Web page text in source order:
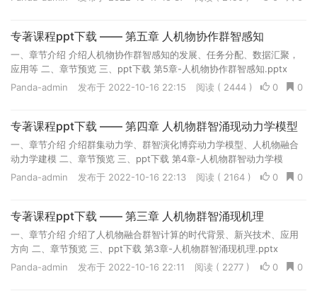
专著课程ppt下载 —— 第五章 人机物协作群智感知
一、章节介绍 介绍人机物协作群智感知的发展、任务分配、数据汇聚，
应用等 二、章节预览 三、ppt下载 第5章-人机物协作群智感知.pptx
0
0
Panda-admin 发布于 2022-10-16 22:15 阅读 ( 2444 )
专著课程ppt下载 —— 第四章 人机物群智涌现动力学模型
一、章节介绍 介绍群集动力学、群智演化博弈动力学模型、人机物融合
动力学建模 二、章节预览 三、ppt下载 第4章-人机物群智动力学模
型.pptx
0
0
Panda-admin 发布于 2022-10-16 22:13 阅读 ( 2164 )
专著课程ppt下载 —— 第三章 人机物群智涌现机理
一、章节介绍 介绍了人机物融合群智计算的时代背景、新兴技术、应用
方向 二、章节预览 三、ppt下载 第3章-人机物群智涌现机理.pptx
0
0
Panda-admin 发布于 2022-10-16 22:11 阅读 ( 2277 )